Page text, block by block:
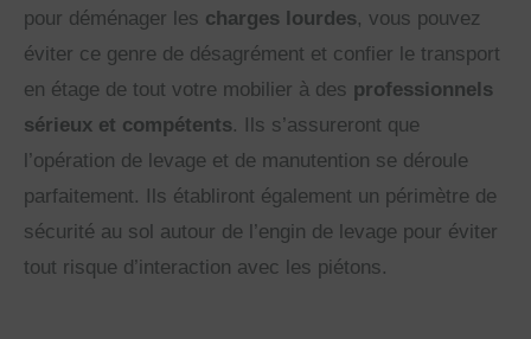
pour déménager les charges lourdes, vous pouvez
éviter ce genre de désagrément et confier le transport
en étage de tout votre mobilier à des professionnels
sérieux et compétents. Ils s’assureront que
l’opération de levage et de manutention se déroule
parfaitement. Ils établiront également un périmètre de
sécurité au sol autour de l’engin de levage pour éviter
tout risque d’interaction avec les piétons.